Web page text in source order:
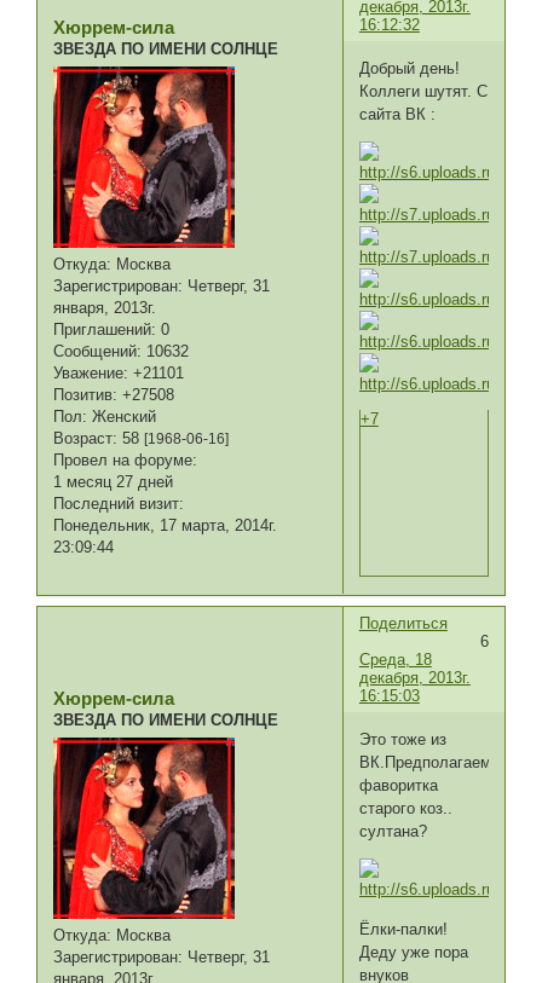
декабря, 2013г.
16:12:32
Хюррем-сила
ЗВЕЗДА ПО ИМЕНИ СОЛНЦЕ
Откуда: Москва
Зарегистрирован: Четверг, 31
января, 2013г.
Приглашений: 0
Сообщений: 10632
Уважение: +21101
Позитив: +27508
Пол: Женский
Возраст: 58[1968-06-16]
Провел на форуме:
1 месяц 27 дней
Последний визит:
Понедельник, 17 марта, 2014г.
23:09:44
Добрый день!
Коллеги шутят. С
сайта ВК :
+7
Поделиться
6
Среда, 18
декабря, 2013г.
16:15:03
Хюррем-сила
ЗВЕЗДА ПО ИМЕНИ СОЛНЦЕ
Откуда: Москва
Зарегистрирован: Четверг, 31
января, 2013г.
Это тоже из
ВК.Предполагаемая
фаворитка
старого коз..
султана?
Ёлки-палки!
Деду уже пора
внуков